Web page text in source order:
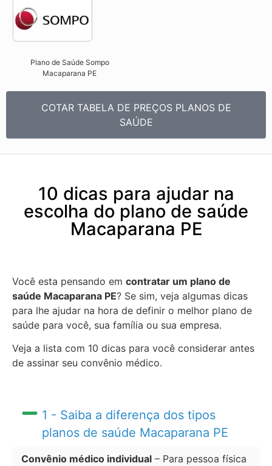
Plano de Saúde Sompo
Macaparana PE​
COTAR TABELA DE PREÇOS PLANOS DE
SAÚDE
10 dicas para ajudar na
escolha do plano de saúde
Macaparana PE
Você esta pensando em contratar um plano de
saúde Macaparana PE? Se sim, veja algumas dicas
para lhe ajudar na hora de definir o melhor plano de
saúde para você, sua família ou sua empresa.
Veja a lista com 10 dicas para você considerar antes
de assinar seu convênio médico.
1 - Saiba a diferença dos tipos
planos de saúde Macaparana PE
Convênio médico individual – Para pessoa física